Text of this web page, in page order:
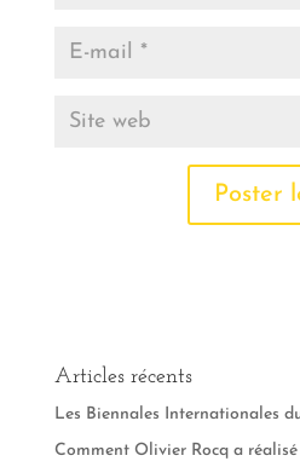
Articles récents
Les Biennales Internationales
Comment Olivier Rocq a